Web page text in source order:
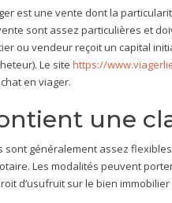
est une vente dont la
sont assez particulières et
ou vendeur reçoit un capital
Le site https://
en viager.
une
sont généralement assez
Les modalités peuvent
d’usufruit sur le bien